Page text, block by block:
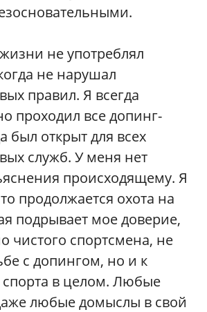
не употреблял
не нарушал
правил. Я всегда
проходил все допинг-
был открыт для всех
служб. У меня нет
происходящему. Я
продолжается охота на
подрывает мое доверие,
чистого спортсмена, не
с допингом, но и к
в целом. Любые
любые домыслы в свой